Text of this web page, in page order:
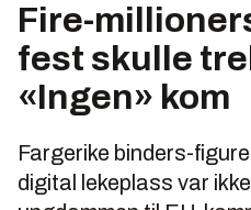
Fire-
fest skulle
«Ingen» kom
Fargerike binders-
digital lekeplass var